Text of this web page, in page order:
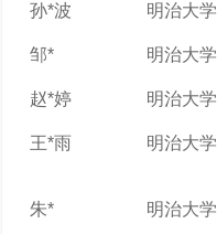
孙*波 明治大学
邹* 明治大学
赵*婷 明治大学
王*雨 明治大学
朱* 明治大学